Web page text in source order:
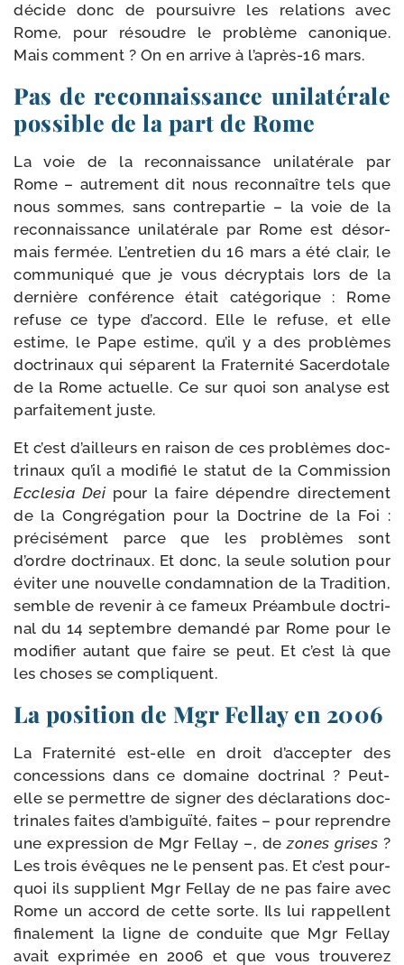
décide donc de pour­suivre les rela­tions avec
Rome, pour résoudre le pro­blème cano­nique.
Mais com­ment ? On en arrive à l’après-16 mars.
Pas de reconnaissance unilatérale
possible de la part de Rome
La voie de la recon­nais­sance uni­la­té­rale par
Rome – autre­ment dit nous recon­naître tels que
nous sommes, sans contre­par­tie – la voie de la
recon­nais­sance uni­la­té­rale par Rome est désor­
mais fer­mée. L’entretien du 16 mars a été clair, le
com­mu­ni­qué que je vous décryp­tais lors de la
der­nière confé­rence était caté­go­rique : Rome
refuse ce type d’accord. Elle le refuse, et elle
estime, le Pape estime, qu’il y a des pro­blèmes
doc­tri­naux qui séparent la Fraternité Sacerdotale
de la Rome actuelle. Ce sur quoi son ana­lyse est
par­fai­te­ment juste.
Et c’est d’ailleurs en rai­son de ces pro­blèmes doc­
tri­naux qu’il a modi­fié le sta­tut de la Commission
Ecclesia Dei pour la faire dépendre direc­te­ment
de la Congrégation pour la Doctrine de la Foi :
pré­ci­sé­ment parce que les pro­blèmes sont
d’ordre doc­tri­naux. Et donc, la seule solu­tion pour
évi­ter une nou­velle condam­na­tion de la Tradition,
semble de reve­nir à ce fameux Préambule doc­tri­
nal du 14 sep­tembre deman­dé par Rome pour le
modi­fier autant que faire se peut. Et c’est là que
les choses se compliquent.
La position de Mgr Fellay en 2006
La Fraternité est-​elle en droit d’accepter des
conces­sions dans ce domaine doc­tri­nal ? Peut-​
elle se per­mettre de signer des décla­ra­tions doc­
tri­nales faites d’ambiguïté, faites – pour reprendre
une expres­sion de Mgr Fellay –, dezones grises ?
Les trois évêques ne le pensent pas. Et c’est pour­
quoi ils sup­plient Mgr Fellay de ne pas faire avec
Rome un accord de cette sorte. Ils lui rap­pellent
fina­le­ment la ligne de conduite que Mgr Fellay
avait expri­mée en 2006 et que vous trou­ve­rez